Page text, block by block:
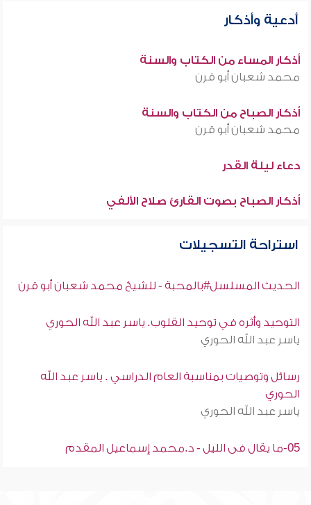
أدعية وأذكار
أذكار المساء من الكتاب والسنة
محمد شعبان أبو قرن
أذكار الصباح من الكتاب والسنة
محمد شعبان أبو قرن
دعاء ليلة القدر
أذكار الصباح بصوت القارئ صلاح الألفي
استراحة التسجيلات
الحديث المسلسل#بالمحبة - للشيخ محمد شعبان أبو قرن
التوحيد وأثره في توحيد القلوب. ياسر عبد الله الحوري
ياسر عبد الله الحوري
رسائل وتوصيات بمناسبة العام الدراسي . ياسر عبد الله
الحوري
ياسر عبد الله الحوري
05-ما يقال فى الليل - د.محمد إسماعيل المقدم